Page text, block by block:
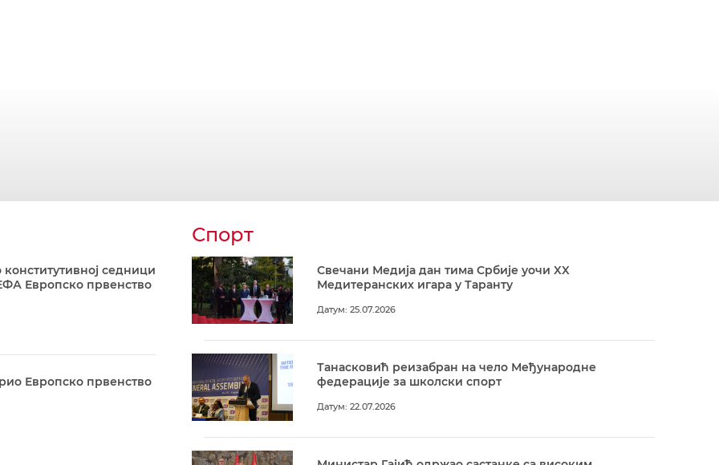
седници
Европско првенство
Европско првенство
Спорт
Свечани Медија дан тима Србије уочи XX
Медитеранских игара у Таранту
Датум: 25.07.2026
Танасковић реизабран на чело Међународне
федерације за школски спорт
Датум: 22.07.2026